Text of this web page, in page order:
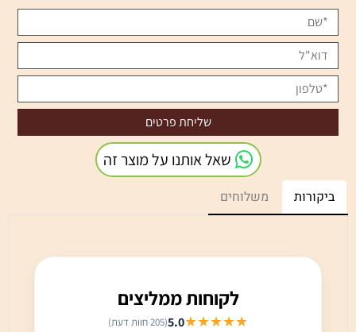
שאל אותנו על מוצר זה
ביקורות משלוחים
לקוחות ממליצים
★★★★★
5.0(205 חוות דעת)